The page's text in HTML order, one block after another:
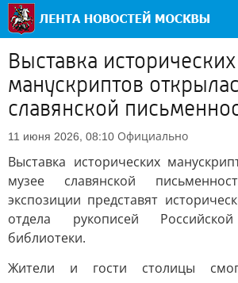
Выставка исторических
манускриптов
славянской
11 июня 2026, 08:10 Официально
Выставка исторических
музее славянской
экспозиции представят
отдела рукописей
библиотеки.
Жители и гости столицы